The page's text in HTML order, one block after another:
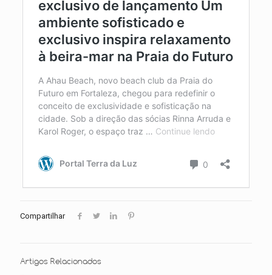
Compartilhar
Artigos Relacionados